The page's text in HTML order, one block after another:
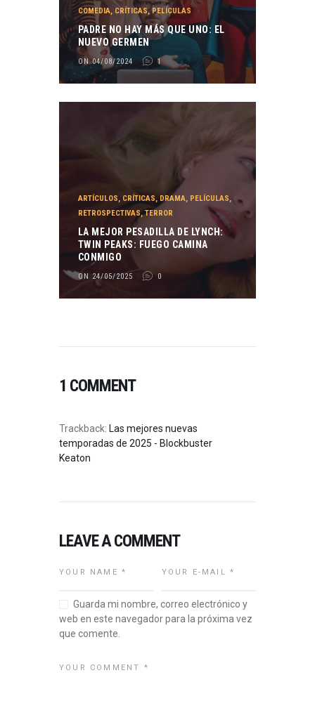
COMEDIA, CRÍTICAS,PELÍCULAS
PADRE NO HAY MÁS QUE UNO: EL
NUEVO GERMEN
ON 04/08/2024 1
ARTÍCULOS, CRÍTICAS, DRAMA, PELÍCULAS,
RETROSPECTIVAS,TERROR
LA MEJOR PESADILLA DE LYNCH:
TWIN PEAKS: FUEGO CAMINA
CONMIGO
ON 24/05/2025 0
1 COMMENT
Trackback: Las mejores nuevas
temporadas de 2025 - Blockbuster
Keaton
LEAVE A COMMENT
Guarda mi nombre, correo electrónico y
web en este navegador para la próxima vez
que comente.